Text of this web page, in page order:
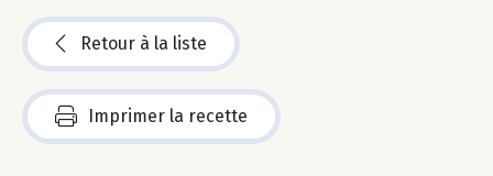
Retour à la liste
Imprimer la recette